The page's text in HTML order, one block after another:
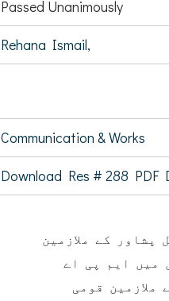
Passed Unanimously
Rehana Ismail,
Communication & Works
Download Res # 288 PDF
کے ملازمین
میں ایم پی اے
ملازمین قومی